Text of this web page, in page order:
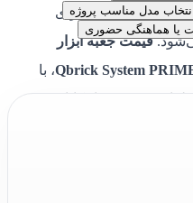
و قابل حمل برای
قیمت جعبه ابزار
Qbrick System، با
طراحی مدرن و امکانات
صنعتی و خانگی
مدل مناسب پروژه
یا هماهنگی حضوری